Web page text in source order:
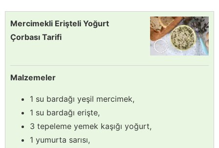
Mercimekli Erişteli Yoğurt
Çorbası Tarifi
Malzemeler
1 su bardağı yeşil mercimek,
1 su bardağı erişte,
3 tepeleme yemek kaşığı yoğurt,
1 yumurta sarısı,